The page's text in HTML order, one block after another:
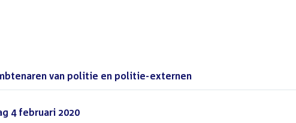
van politie en politie-externen
4 februari 2020